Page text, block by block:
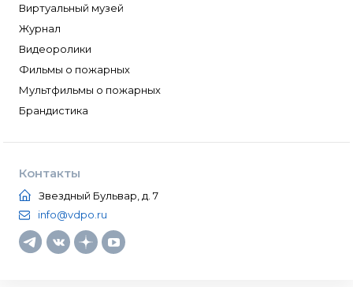
Виртуальный музей
Журнал
Видеоролики
Фильмы о пожарных
Мультфильмы о пожарных
Брандистика
Контакты
Звездный Бульвар, д. 7
info@vdpo.ru